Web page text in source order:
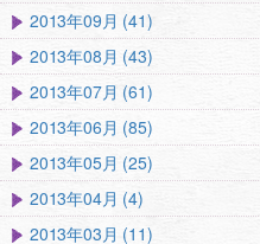
2013年09月 (41)
2013年08月 (43)
2013年07月 (61)
2013年06月 (85)
2013年05月 (25)
2013年04月 (4)
2013年03月 (11)